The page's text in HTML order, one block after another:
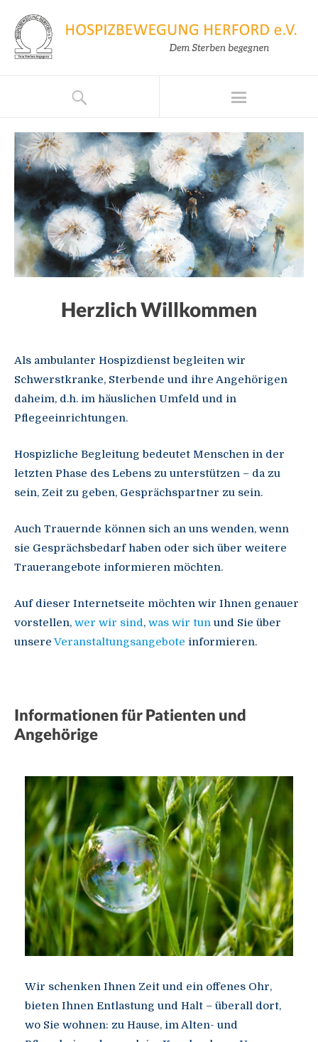
Herzlich Willkommen
Als ambulanter Hospizdienst begleiten wir
Schwerstkranke, Sterbende und ihre Angehörigen
daheim, d.h. im häuslichen Umfeld und in
Pflegeeinrichtungen.
Hospizliche Begleitung bedeutet Menschen in der
letzten Phase des Lebens zu unterstützen – da zu
sein, Zeit zu geben, Gesprächspartner zu sein.
Auch Trauernde können sich an uns wenden, wenn
sie Gesprächsbedarf haben oder sich über weitere
Trauerangebote informieren möchten.
Auf dieser Internetseite möchten wir Ihnen genauer
vorstellen, wer wir sind, was wir tun und Sie über
unsere Veranstaltungsangebote informieren.
Informationen für Patienten und
Angehörige
Wir schenken Ihnen Zeit und ein offenes Ohr,
bieten Ihnen Entlastung und Halt – überall dort,
wo Sie wohnen: zu Hause, im Alten- und